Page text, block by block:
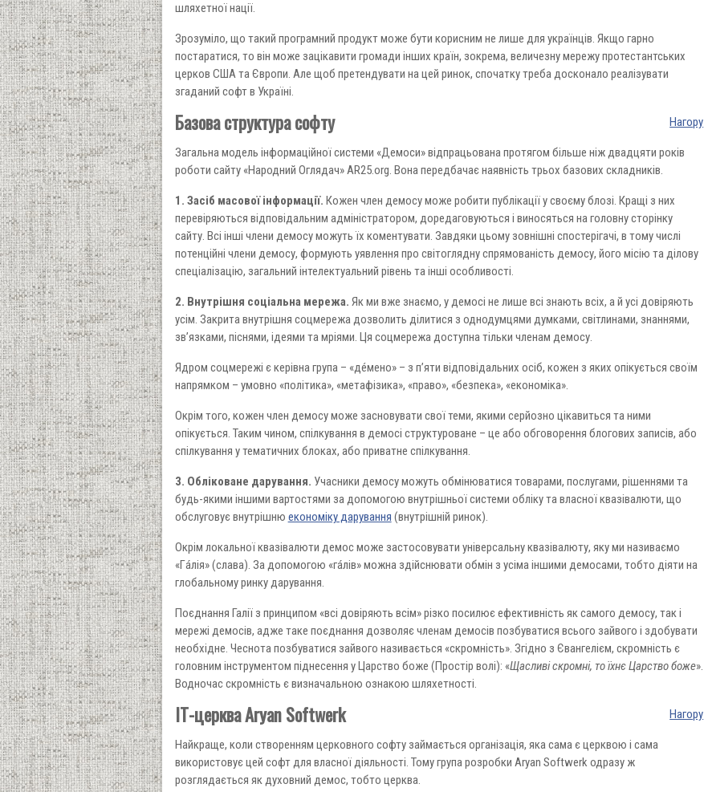
шляхетної нації.
Зрозуміло, що такий програмний продукт може бути корисним не лише для українців. Якщо гарно
постаратися, то він може зацікавити громади інших країн, зокрема, величезну мережу протестантських
церков США та Європи. Але щоб претендувати на цей ринок, спочатку треба досконало реалізувати
згаданий софт в Україні.
Нагору
Базова структура софту
Загальна модель інформаційної системи «Демоси» відпрацьована протягом більше ніж двадцяти років
роботи сайту «Народний Оглядач» AR25.org. Вона передбачає наявність трьох базових складників.
1. Засіб масової інформації. Кожен член демосу може робити публікації у своєму блозі. Кращі з них
перевіряються відповідальним адміністратором, доредаговуються і виносяться на головну сторінку
сайту. Всі інші члени демосу можуть їх коментувати. Завдяки цьому зовнішні спостерігачі, в тому числі
потенційні члени демосу, формують уявлення про світоглядну спрямованість демосу, його місію та ділову
спеціалізацію, загальний інтелектуальний рівень та інші особливості.
2. Внутрішня соціальна мережа. Як ми вже знаємо, у демосі не лише всі знають всіх, а й усі довіряють
усім. Закрита внутрішня соцмережа дозволить ділитися з однодумцями думками, світлинами, знаннями,
зв’язками, піснями, ідеями та мріями. Ця соцмережа доступна тільки членам демосу.
Ядром соцмережі є керівна група – «дéмено» – з п’яти відповідальних осіб, кожен з яких опікується своїм
напрямком – умовно «політика», «метафізика», «право», «безпека», «економіка».
Окрім того, кожен член демосу може засновувати свої теми, якими серйозно цікавиться та ними
опікується. Таким чином, спілкування в демосі структуроване – це або обговорення блогових записів, або
спілкування у тематичних блоках, або приватне спілкування.
3. Обліковане дарування. Учасники демосу можуть обмінюватися товарами, послугами, рішеннями та
будь-якими іншими вартостями за допомогою внутрішньої системи обліку та власної квазівалюти, що
обслуговує внутрішню економіку дарування (внутрішній ринок).
Окрім локальної квазівалюти демос може застосовувати універсальну квазівалюту, яку ми називаємо
«Гáлія» (слава). За допомогою «гáлів» можна здійснювати обмін з усіма іншими демосами, тобто діяти на
глобальному ринку дарування.
Поєднання Галії з принципом «всі довіряють всім» різко посилює ефективність як самого демосу, так і
мережі демосів, адже таке поєднання дозволяє членам демосів позбуватися всього зайвого і здобувати
необхідне. Чеснота позбуватися зайвого називається «скромність». Згідно з Євангелієм, скромність є
головним інструментом піднесення у Царство боже (Простір волі): «Щасливі скромні, то їхнє Царство боже».
Водночас скромність є визначальною ознакою шляхетності.
Нагору
ІТ-церква Aryan Softwerk
Найкраще, коли створенням церковного софту займається організація, яка сама є церквою і сама
використовує цей софт для власної діяльності. Тому група розробки Aryan Softwerk одразу ж
розглядається як духовний демос, тобто церква.